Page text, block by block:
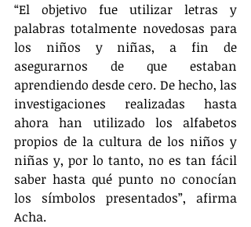
“El objetivo fue utilizar letras y
palabras totalmente novedosas para
los niños y niñas, a fin de
asegurarnos de que estaban
aprendiendo desde cero. De hecho, las
investigaciones realizadas hasta
ahora han utilizado los alfabetos
propios de la cultura de los niños y
niñas y, por lo tanto, no es tan fácil
saber hasta qué punto no conocían
los símbolos presentados”, afirma
Acha.